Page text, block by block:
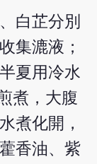
白芷分別
集漉液；
夏用冷水
煮，大腹
煮化開，
香油、紫